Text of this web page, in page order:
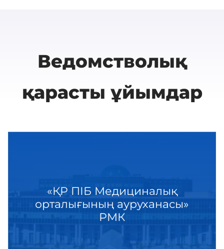
Ведомстволық
қарасты ұйымдар
«ҚР ПІБ Медициналық
орталығының ауруханасы»
РМК